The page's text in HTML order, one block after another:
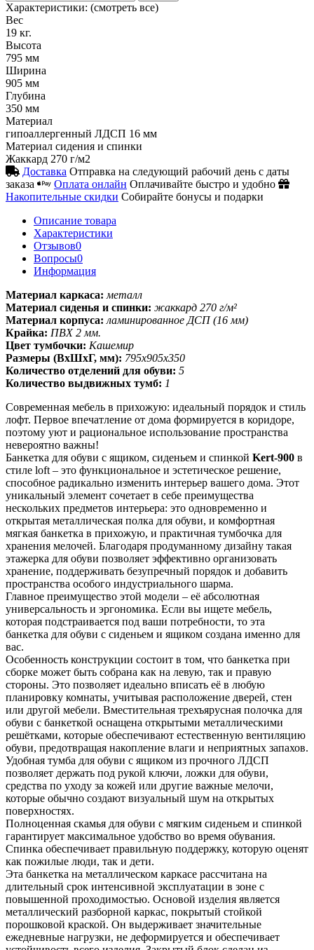
Характеристики: (смотреть все)
Вес
19 кг.
Высота
795 мм
Ширина
905 мм
Глубина
350 мм
Материал
гипоаллергенный ЛДСП 16 мм
Материал сидения и спинки
Жаккард 270 г/м2
Доставка Отправка на следующий рабочий день с даты
заказа
Оплата онлайн Оплачивайте быстро и удобно
Накопительные скидки Собирайте бонусы и подарки
Описание товара
Характеристики
Отзывов0
Вопросы0
Информация
Материал каркаса: металл
Материал сиденья и спинки: жаккард 270 г/м²
Материал корпуса: ламинированное ДСП (16 мм)
Крайка: ПВХ 2 мм.
Цвет тумбочки: Кашемир
Размеры (ВхШхГ, мм): 795х905х350
Количество отделений для обуви: 5
Количество выдвижных тумб: 1
Современная мебель в прихожую: идеальный порядок и стиль
лофт. Первое впечатление от дома формируется в коридоре,
поэтому уют и рациональное использование пространства
невероятно важны!
Банкетка для обуви с ящиком, сиденьем и спинкой Kert-900 в
стиле loft – это функциональное и эстетическое решение,
способное радикально изменить интерьер вашего дома. Этот
уникальный элемент сочетает в себе преимущества
нескольких предметов интерьера: это одновременно и
открытая металлическая полка для обуви, и комфортная
мягкая банкетка в прихожую, и практичная тумбочка для
хранения мелочей. Благодаря продуманному дизайну такая
этажерка для обуви позволяет эффективно организовать
хранение, поддерживать безупречный порядок и добавить
пространства особого индустриального шарма.
Главное преимущество этой модели – её абсолютная
универсальность и эргономика. Если вы ищете мебель,
которая подстраивается под ваши потребности, то эта
банкетка для обуви с сиденьем и ящиком создана именно для
вас.
Особенность конструкции состоит в том, что банкетка при
сборке может быть собрана как на левую, так и правую
стороны. Это позволяет идеально вписать её в любую
планировку комнаты, учитывая расположение дверей, стен
или другой мебели. Вместительная трехъярусная полочка для
обуви с банкеткой оснащена открытыми металлическими
решётками, которые обеспечивают естественную вентиляцию
обуви, предотвращая накопление влаги и неприятных запахов.
Удобная тумба для обуви с ящиком из прочного ЛДСП
позволяет держать под рукой ключи, ложки для обуви,
средства по уходу за кожей или другие важные мелочи,
которые обычно создают визуальный шум на открытых
поверхностях.
Полноценная скамья для обуви с мягким сиденьем и спинкой
гарантирует максимальное удобство во время обувания.
Спинка обеспечивает правильную поддержку, которую оценят
как пожилые люди, так и дети.
Эта банкетка на металлическом каркасе рассчитана на
длительный срок интенсивной эксплуатации в зоне с
повышенной проходимостью. Основой изделия является
металлический разборной каркас, покрытый стойкой
порошковой краской. Он выдерживает значительные
ежедневные нагрузки, не деформируется и обеспечивает